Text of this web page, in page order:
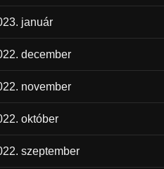
január
december
november
október
szeptember